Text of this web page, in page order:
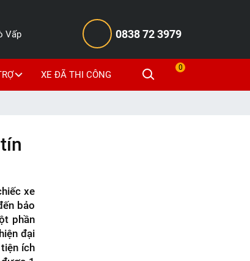
Vấp 0838 72 3979
XE ĐÃ THI CÔNG
0
xe
bảo
phần
đại
ích